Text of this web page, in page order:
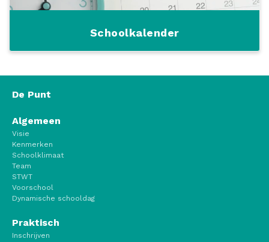
Schoolkalender
De Punt
Algemeen
Visie
Kenmerken
Schoolklimaat
Team
STWT
Voorschool
Dynamische schooldag
Praktisch
Inschrijven